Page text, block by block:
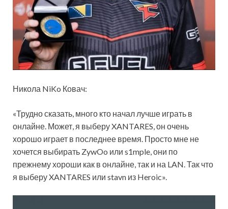
Никола NiKo Ковач:
«Трудно сказать, много кто начал лучше играть в
онлайне. Может, я выберу XANTARES, он очень
хорошо играет в последнее время. Просто мне не
хочется выбирать ZywOo или s1mple, они по
прежнему хороши как в онлайне, так и на LAN. Так что
я выберу XANTARES или stavn из Heroic».